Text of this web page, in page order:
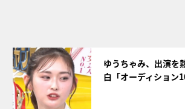
ゆうちゃみ、出演を
白「オーディション